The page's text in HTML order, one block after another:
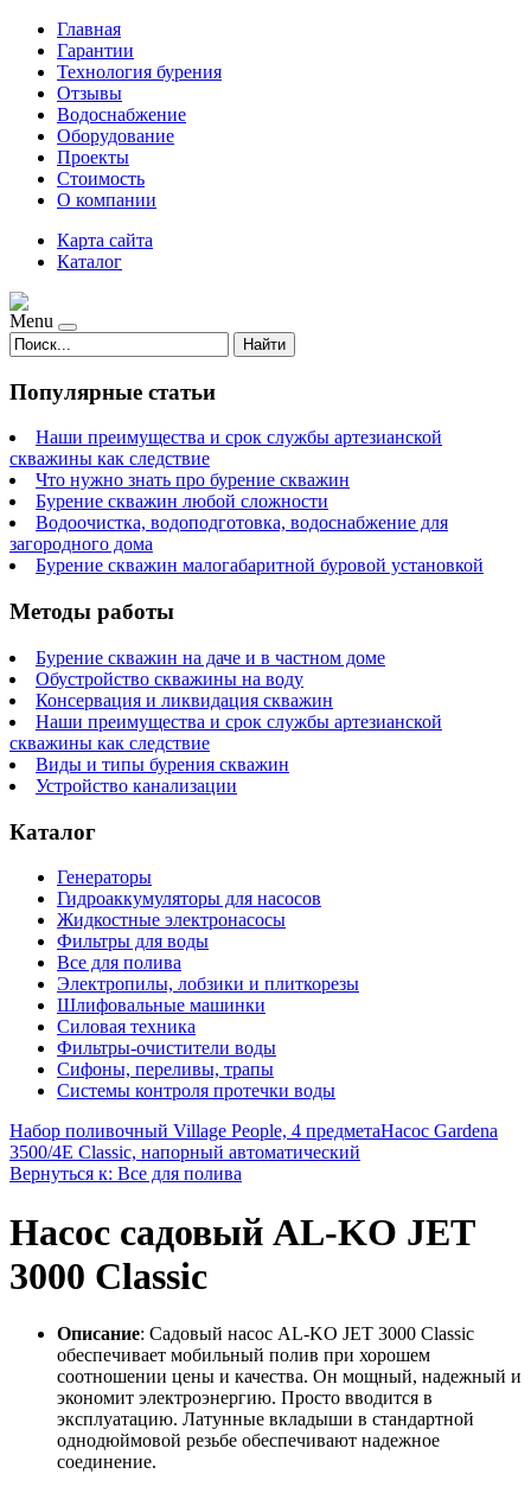
Главная
Гарантии
Технология бурения
Отзывы
Водоснабжение
Оборудование
Проекты
Стоимость
О компании
Карта сайта
Каталог
Menu
Найти
Популярные статьи
Наши преимущества и срок службы артезианской
скважины как следствие
Что нужно знать про бурение скважин
Бурение скважин любой сложности
Водоочистка, водоподготовка, водоснабжение для
загородного дома
Бурение скважин малогабаритной буровой установкой
Методы работы
Бурение скважин на даче и в частном доме
Обустройство скважины на воду
Консервация и ликвидация скважин
Наши преимущества и срок службы артезианской
скважины как следствие
Виды и типы бурения скважин
Устройство канализации
Каталог
Генераторы
Гидроаккумуляторы для насосов
Жидкостные электронасосы
Фильтры для воды
Все для полива
Электропилы, лобзики и плиткорезы
Шлифовальные машинки
Силовая техника
Фильтры-очистители воды
Сифоны, переливы, трапы
Системы контроля протечки воды
Набор поливочный Village People, 4 предметаНасос Gardena
3500/4E Classic, напорный автоматический
Вернуться к: Все для полива
Насос садовый AL-KO JET
3000 Classic
Описание: Садовый насос AL-KO JET 3000 Classic
обеспечивает мобильный полив при хорошем
соотношении цены и качества. Он мощный, надежный и
экономит электроэнергию. Просто вводится в
эксплуатацию. Латунные вкладыши в стандартной
однодюймовой резьбе обеспечивают надежное
соединение.